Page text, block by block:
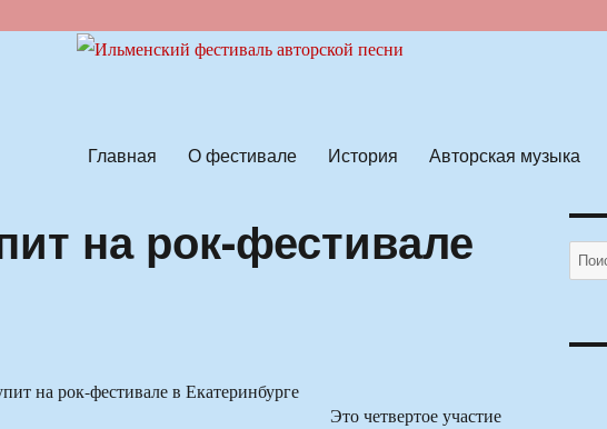
Главная О фестивале История Авторская музыка
на рок-фестивале
Это четвертое участие
Искать: